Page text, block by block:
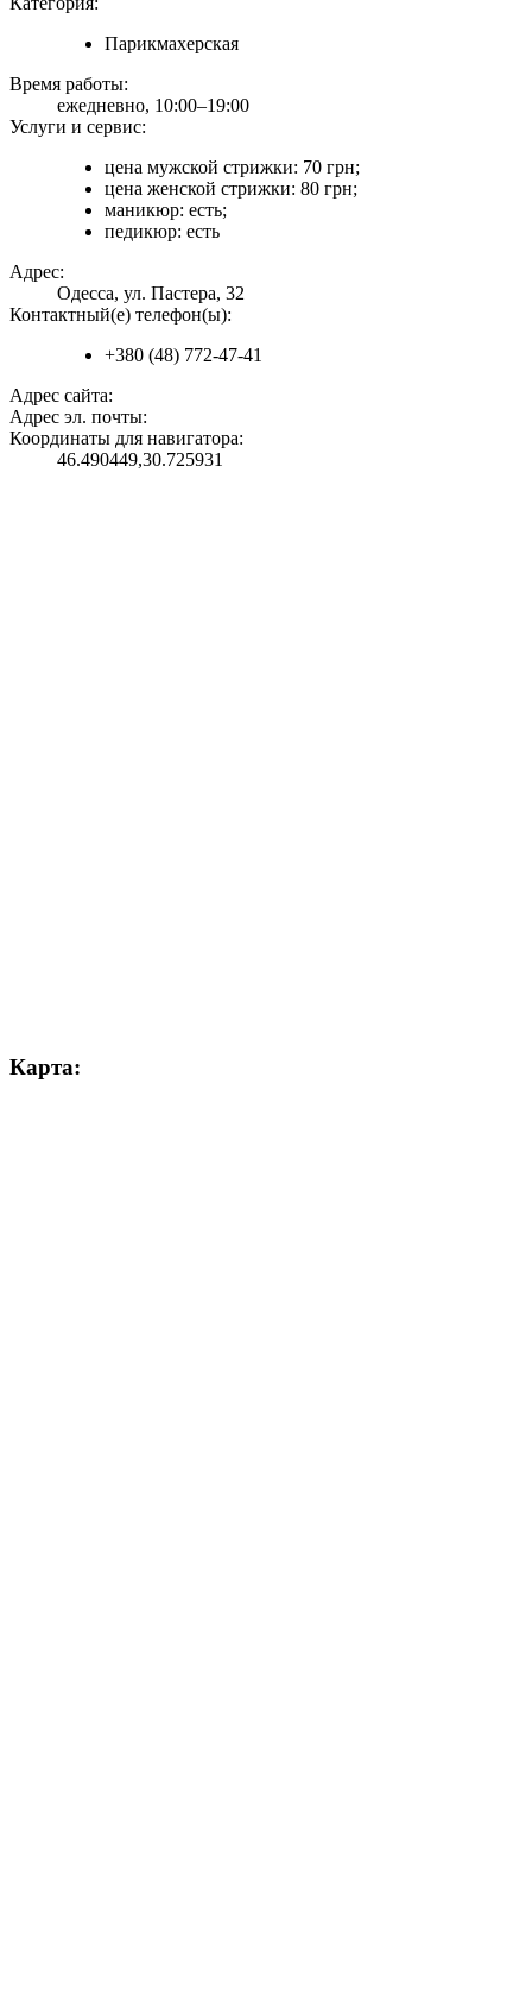
Парикмахерская
Время работы:
ежедневно, 10:00–19:00
Услуги и сервис:
цена мужской стрижки: 70 грн;
цена женской стрижки: 80 грн;
маникюр: есть;
педикюр: есть
Адрес:
Одесса, ул. Пастера, 32
Контактный(е) телефон(ы):
+380 (48) 772-47-41
Адрес сайта:
Адрес эл. почты:
Координаты для навигатора:
46.490449,30.725931
Карта: